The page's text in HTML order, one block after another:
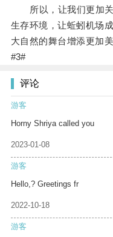
所以，让我们更加关
生存环境，让蚯蚓机场
大自然的舞台增添更加
#3#
评论
游客
Horny Shriya called you
2023-01-08
游客
Hello,? Greetings fr
2022-10-18
游客